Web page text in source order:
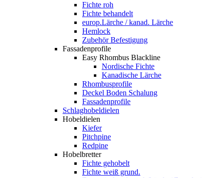
Fichte roh
Fichte behandelt
europ.Lärche / kanad. Lärche
Hemlock
Zubehör Befestigung
Fassadenprofile
Easy Rhombus Blackline
Nordische Fichte
Kanadische Lärche
Rhombusprofile
Deckel Boden Schalung
Fassadenprofile
Schlaghobeldielen
Hobeldielen
Kiefer
Pitchpine
Redpine
Hobelbretter
Fichte gehobelt
Fichte weiß grund.